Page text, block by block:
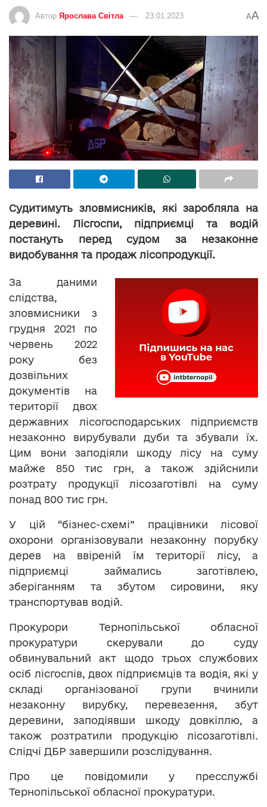
Автор Ярослава Світла 23.01.2023 AA
Судитимуть зловмисників, які заробляла на
деревині. Лісгоспи, підприємці та водій
постануть перед судом за незаконне
видобування та продаж лісопродукції.
За даними
слідства,
зловмисники з
грудня 2021 по
червень 2022
року без
дозвільних
документів на
території двох
державних лісогосподарських підприємств
незаконно вирубували дуби та збували їх.
Цим вони заподіяли шкоду лісу на суму
майже 850 тис грн, а також здійснили
розтрату продукції лісозаготівлі на суму
понад 800 тис грн.
У цій “бізнес-схемі” працівники лісової
охорони організовували незаконну порубку
дерев на ввіреній їм території лісу, а
підприємці займались заготівлею,
зберіганням та збутом сировини, яку
транспортував водій.
Прокурори Тернопільської обласної
прокуратури скерували до суду
обвинувальний акт щодо трьох службових
осіб лісгоспів, двох підприємців та водія, які у
складі організованої групи вчинили
незаконну вирубку, перевезення, збут
деревини, заподіявши шкоду довкіллю, а
також розтратили продукцію лісозаготівлі.
Слідчі ДБР завершили розслідування.
Про це повідомили у пресслужбі
Тернопільської обласної прокуратури.